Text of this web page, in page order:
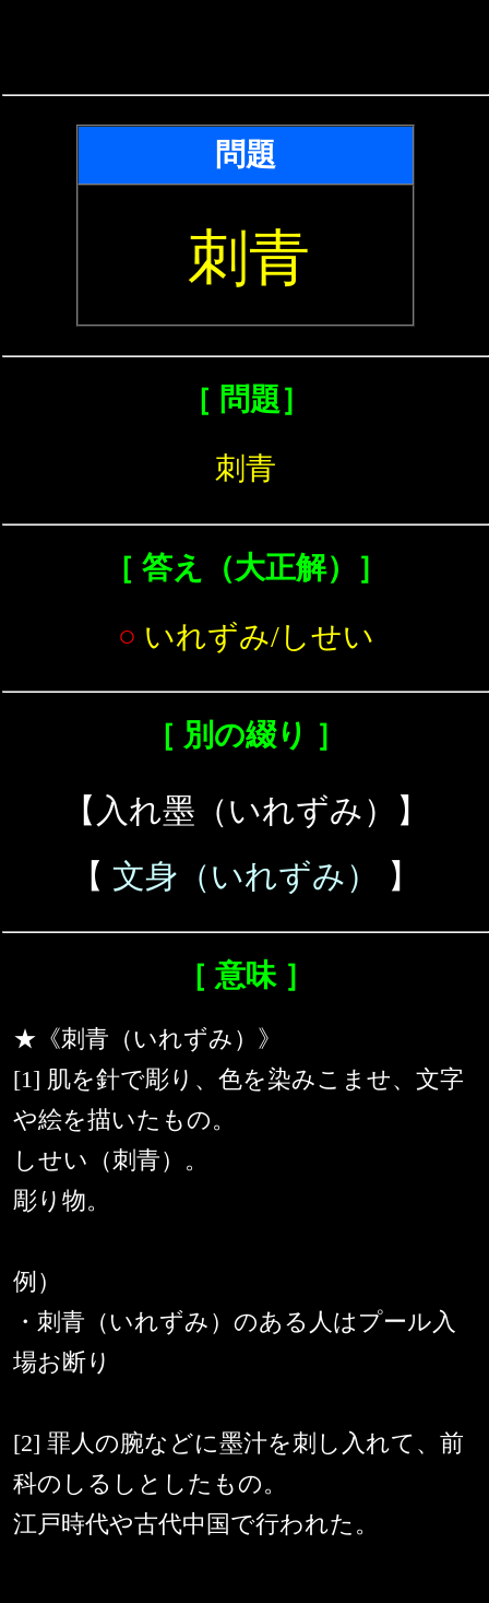
問題
刺青
［ 問題］
刺青
［ 答え（大正解）］
○ いれずみ/しせい
［ 別の綴り ］
【入れ墨（いれずみ）】
【 文身（いれずみ） 】
［ 意味 ］
★《刺青（いれずみ）》
[1] 肌を針で彫り、色を染みこませ、文字
や絵を描いたもの。
しせい（刺青）。
彫り物。
例）
・刺青（いれずみ）のある人はプール入
場お断り
[2] 罪人の腕などに墨汁を刺し入れて、前
科のしるしとしたもの。
江戸時代や古代中国で行われた。